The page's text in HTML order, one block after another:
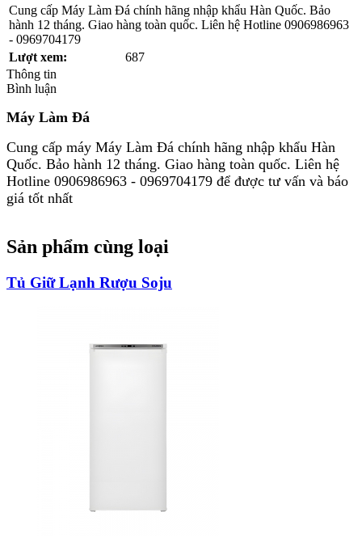
Cung cấp Máy Làm Đá chính hãng nhập khẩu Hàn Quốc. Bảo
hành 12 tháng. Giao hàng toàn quốc. Liên hệ Hotline 0906986963
- 0969704179
Lượt xem:
687
Thông tin
Bình luận
Máy Làm Đá
Cung cấp máy Máy Làm Đá chính hãng nhập khẩu Hàn
Quốc. Bảo hành 12 tháng. Giao hàng toàn quốc. Liên hệ
Hotline 0906986963 - 0969704179 để được tư vấn và báo
giá tốt nhất
Sản phẩm cùng loại
Tủ Giữ Lạnh Rượu Soju